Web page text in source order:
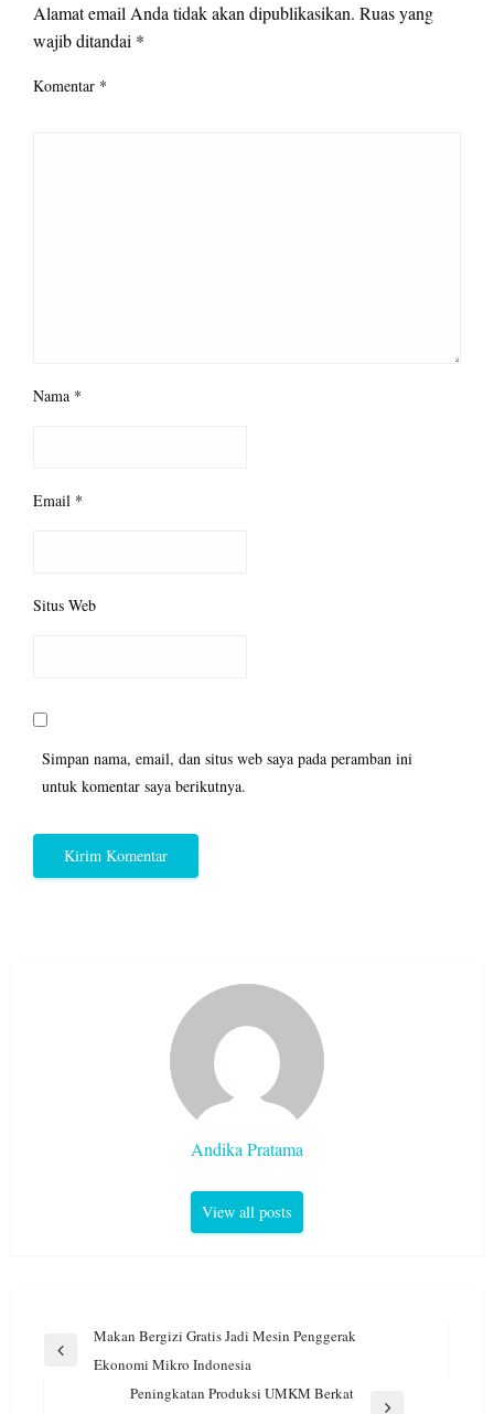
Alamat email Anda tidak akan dipublikasikan. Ruas yang
wajib ditandai *
Komentar *
Nama *
Email *
Situs Web
Simpan nama, email, dan situs web saya pada peramban ini
untuk komentar saya berikutnya.
Andika Pratama
View all posts
Navigasi
Previous
Makan Bergizi Gratis Jadi Mesin Penggerak
Ekonomi Mikro Indonesia
Peningkatan Produksi UMKM Berkat